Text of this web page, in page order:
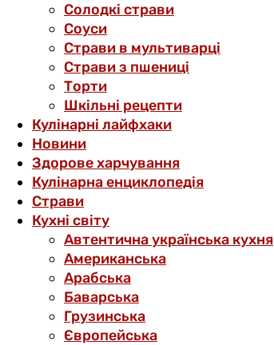
Солодкі страви
Соуси
Страви в мультиварці
Страви з пшениці
Торти
Шкільні рецепти
Кулінарні лайфхаки
Новини
Здорове харчування
Кулінарна енциклопедія
Страви
Кухні світу
Автентична українська кухня
Американська
Арабська
Баварська
Грузинська
Європейська